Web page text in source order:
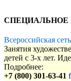
СПЕЦИАЛЬНОЕ
Всероссийская
Занятия
детей с 3-х лет.
Подробнее:
+7 (800) 301-63-41